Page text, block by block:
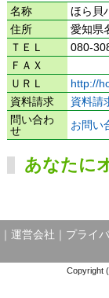
名称
ほら貝
住所
愛知県
ＴＥＬ
080-
ＦＡＸ
ＵＲＬ
http://
資料請求
資料請
問い合わ
せ
お問い
あなたに
運営会社 プライ
Copyright